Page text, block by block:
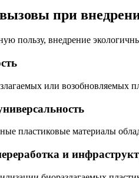
при
пользу, внедрение
или возобновляемых
пластиковые материалы
и